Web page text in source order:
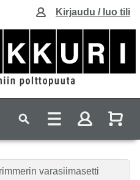
Kirjaudu / luo tili
varasiimasetti